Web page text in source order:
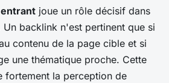
entrant joue un rôle décisif dans
Un backlink n'est pertinent que si
contenu de la page cible et si
une thématique proche. Cette
fortement la perception de